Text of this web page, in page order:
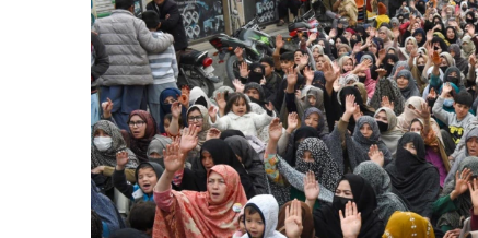
пребарување
ПОДКАСТ ЗОШТО?